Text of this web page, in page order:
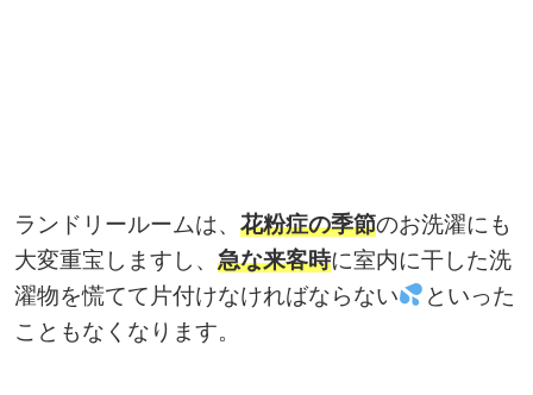
ランドリールームは、 花粉症の季節のお洗濯にも
大変重宝しますし、 急な来客時に室内に干した洗
濯物を慌てて片付けなければならない
といった
こともなくなります。